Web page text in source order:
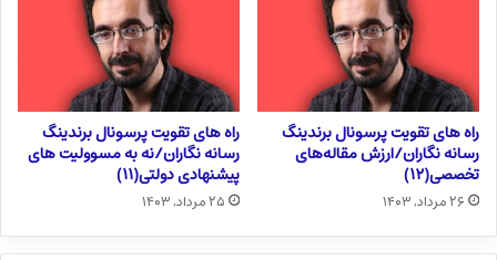
راه های تقویت پرسونال برندینگ
رسانه نگاران/ارزش مقاله‌های
تخصصی(۱۲)
۲۶ مرداد, ۱۴۰۳
راه های تقویت پرسونال برندینگ
رسانه نگاران/نه به مسوولیت های
پیشنهادی دولتی(۱۱)
۲۵ مرداد, ۱۴۰۳